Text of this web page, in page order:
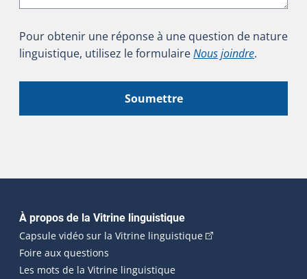
Pour obtenir une réponse à une question de nature
linguistique, utilisez le formulaireNous joindre.
Soumettre
Navigation principale
À propos de la Vitrine linguistique
Capsule vidéo sur la Vitrine linguistique(Cet hyperlien
Foire aux questions
Les mots de la Vitrine linguistique